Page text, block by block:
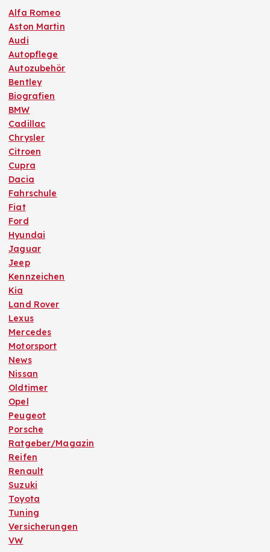
Alfa Romeo
Aston Martin
Audi
Autopflege
Autozubehör
Bentley
Biografien
BMW
Cadillac
Chrysler
Citroen
Cupra
Dacia
Fahrschule
Fiat
Ford
Hyundai
Jaguar
Jeep
Kennzeichen
Kia
Land Rover
Lexus
Mercedes
Motorsport
News
Nissan
Oldtimer
Opel
Peugeot
Porsche
Ratgeber/Magazin
Reifen
Renault
Suzuki
Toyota
Tuning
Versicherungen
VW